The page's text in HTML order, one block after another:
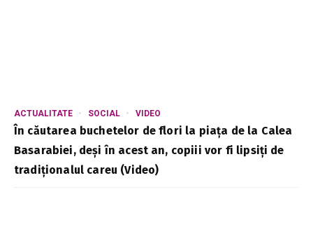
ACTUALITATE SOCIAL VIDEO
În căutarea buchetelor de flori la piața de la Calea
Basarabiei, deși în acest an, copiii vor fi lipsiți de
tradiționalul careu (Video)